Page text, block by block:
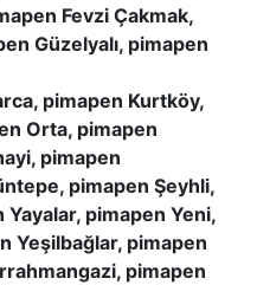
Fevzi Çakmak,
Güzelyalı, pimapen
pimapen Kurtköy,
Orta, pimapen
pimapen
pimapen Şeyhli,
pimapen Yeni,
Yeşilbağlar, pimapen
pimapen